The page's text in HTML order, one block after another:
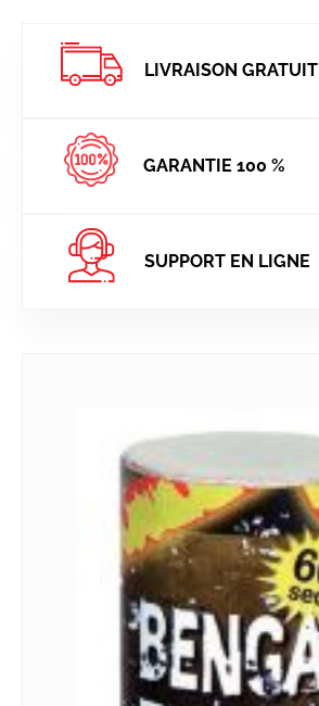
LIVRAISON GRATUIT
GARANTIE 100 %
SUPPORT EN LIGNE